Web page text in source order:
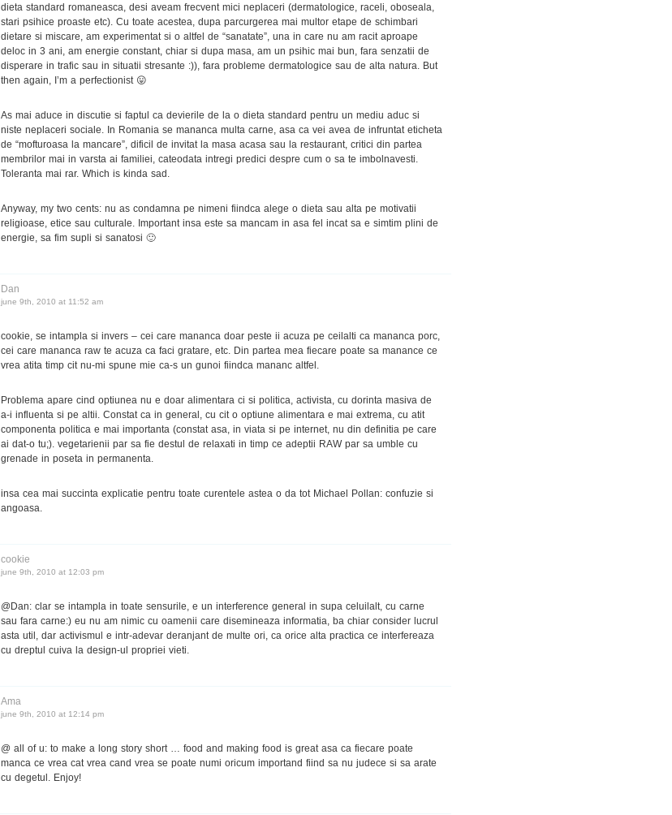
dieta standard romaneasca, desi aveam frecvent mici neplaceri (dermatologice, raceli, oboseala,
stari psihice proaste etc). Cu toate acestea, dupa parcurgerea mai multor etape de schimbari
dietare si miscare, am experimentat si o altfel de “sanatate”, una in care nu am racit aproape
deloc in 3 ani, am energie constant, chiar si dupa masa, am un psihic mai bun, fara senzatii de
disperare in trafic sau in situatii stresante :)), fara probleme dermatologice sau de alta natura. But
then again, I’m a perfectionist 😛
As mai aduce in discutie si faptul ca devierile de la o dieta standard pentru un mediu aduc si
niste neplaceri sociale. In Romania se mananca multa carne, asa ca vei avea de infruntat eticheta
de “mofturoasa la mancare”, dificil de invitat la masa acasa sau la restaurant, critici din partea
membrilor mai in varsta ai familiei, cateodata intregi predici despre cum o sa te imbolnavesti.
Toleranta mai rar. Which is kinda sad.
Anyway, my two cents: nu as condamna pe nimeni fiindca alege o dieta sau alta pe motivatii
religioase, etice sau culturale. Important insa este sa mancam in asa fel incat sa e simtim plini de
energie, sa fim supli si sanatosi 🙂
Dan
june 9th, 2010 at 11:52 am
cookie, se intampla si invers – cei care mananca doar peste ii acuza pe ceilalti ca mananca porc,
cei care mananca raw te acuza ca faci gratare, etc. Din partea mea fiecare poate sa manance ce
vrea atita timp cit nu-mi spune mie ca-s un gunoi fiindca mananc altfel.
Problema apare cind optiunea nu e doar alimentara ci si politica, activista, cu dorinta masiva de
a-i influenta si pe altii. Constat ca in general, cu cit o optiune alimentara e mai extrema, cu atit
componenta politica e mai importanta (constat asa, in viata si pe internet, nu din definitia pe care
ai dat-o tu;). vegetarienii par sa fie destul de relaxati in timp ce adeptii RAW par sa umble cu
grenade in poseta in permanenta.
insa cea mai succinta explicatie pentru toate curentele astea o da tot Michael Pollan: confuzie si
angoasa.
cookie
june 9th, 2010 at 12:03 pm
@Dan: clar se intampla in toate sensurile, e un interference general in supa celuilalt, cu carne
sau fara carne:) eu nu am nimic cu oamenii care disemineaza informatia, ba chiar consider lucrul
asta util, dar activismul e intr-adevar deranjant de multe ori, ca orice alta practica ce interfereaza
cu dreptul cuiva la design-ul propriei vieti.
Ama
june 9th, 2010 at 12:14 pm
@ all of u: to make a long story short … food and making food is great asa ca fiecare poate
manca ce vrea cat vrea cand vrea se poate numi oricum importand fiind sa nu judece si sa arate
cu degetul. Enjoy!